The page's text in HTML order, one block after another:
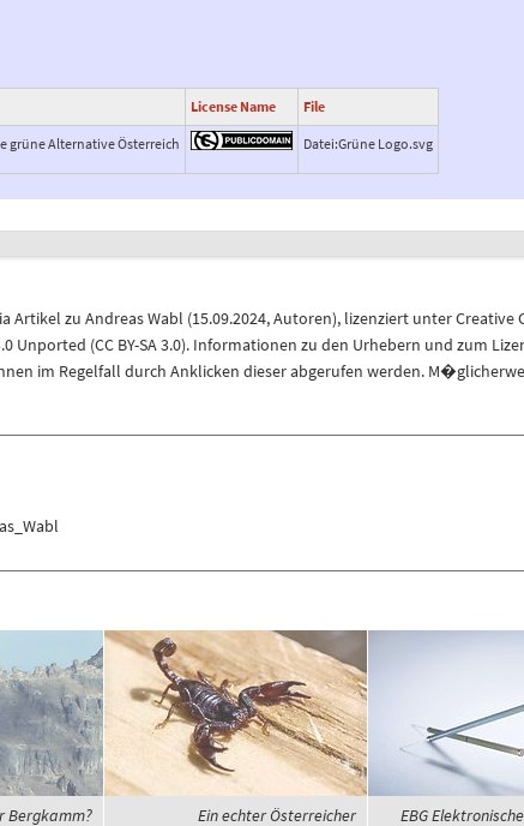
License Name File
grüne Alternative Österreich Datei:Grüne Logo.svg
Artikel zu Andreas Wabl (15.09.2024,Autoren), lizenziert unterCreative
(CC BY-SA 3.0). Informationen zu den Urhebern und zum
im Regelfall durch Anklicken dieser abgerufen werden.
Bergkamm? Ein echter Österreicher EBG